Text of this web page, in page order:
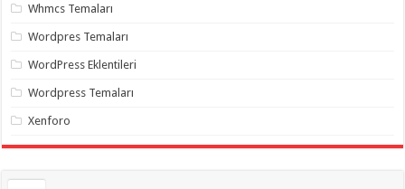
takipçi
instagram
hilesi ,
Whmcs Temaları
Wordpres Temaları
WordPress Eklentileri
Wordpress Temaları
Xenforo